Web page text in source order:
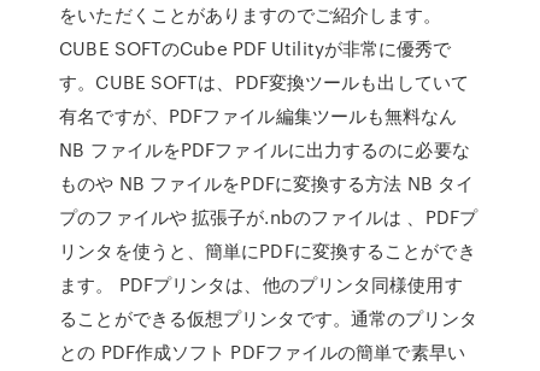
をいただくことがありますのでご紹介します。
CUBE SOFTのCube PDF Utilityが非常に優秀で
す。CUBE SOFTは、PDF変換ツールも出していて
有名ですが、PDFファイル編集ツールも無料なん
NB ファイルをPDFファイルに出力するのに必要な
ものや NB ファイルをPDFに変換する方法 NB タイ
プのファイルや 拡張子が.nbのファイルは 、PDFプ
リンタを使うと、簡単にPDFに変換することができ
ます。 PDFプリンタは、他のプリンタ同様使用す
ることができる仮想プリンタです。通常のプリンタ
との PDF作成ソフト PDFファイルの簡単で素早い